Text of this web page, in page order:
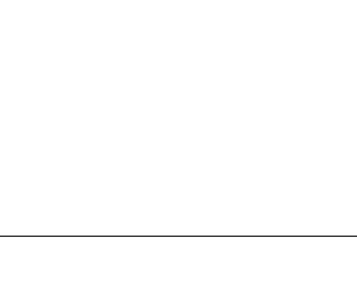
أنظمة الترفيه في السيارات: تلعب